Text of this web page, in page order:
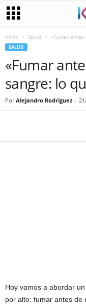
Inicio Salud «Fumar
SALUD
«Fumar
sangre: lo
Por Alejandro Rodríguez -
Hoy vamos a abordar
por alto: fumar antes de